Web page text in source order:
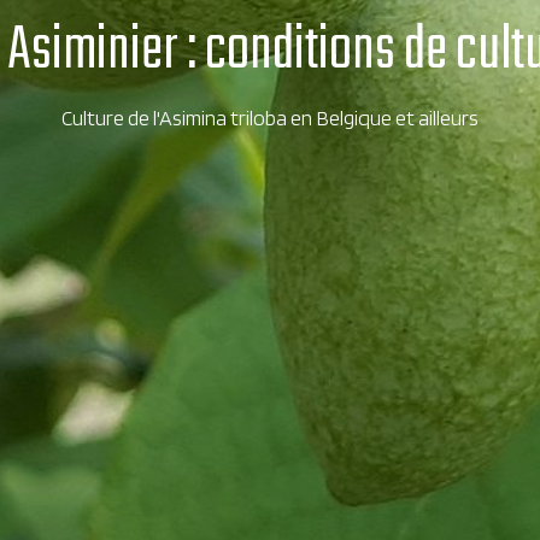
Asiminier : conditions de
Culture de l'Asimina triloba en Belgique et ailleurs